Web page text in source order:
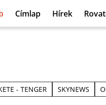
Címlap Hírek
- TENGER SKYNEWS